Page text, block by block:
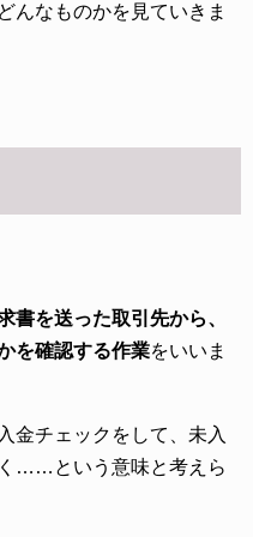
んなものかを見ていきま
書を送った取引先から、
を確認する作業をいいま
金チェックをして、未入
……という意味と考えら